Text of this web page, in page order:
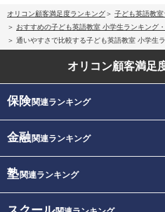
オリコン顧客満足度ランキング
子ども英語教
おすすめの子ども英語教室 小学生ランキング
通いやすさで比較する子ども英語教室 小学生
オリコン顧客満足
保険関連ランキング
金融関連ランキング
塾関連ランキング